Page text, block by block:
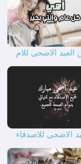
العيد الاضحى للام
الاضحى للاصدقاء